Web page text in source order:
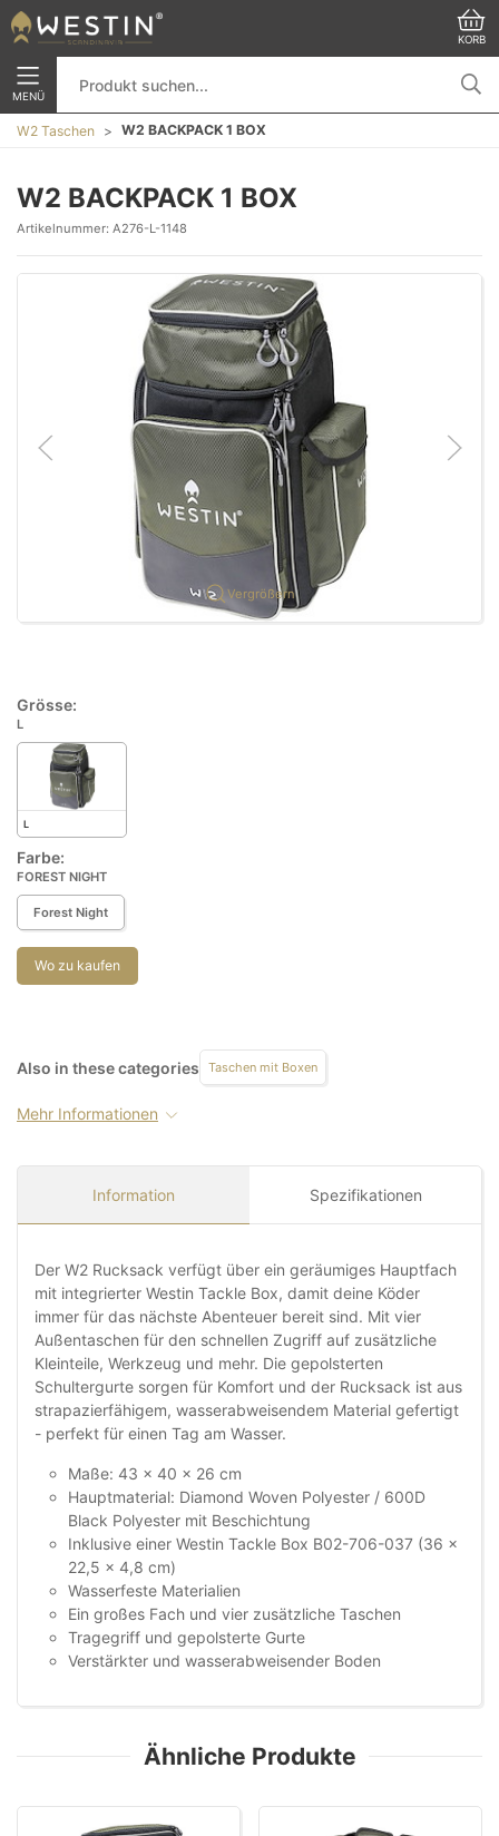
KORB
MENÜ
W2 Taschen W2 BACKPACK 1 BOX
W2 BACKPACK 1 BOX
Artikelnummer: A276-L-1148
Vergrößern
Grösse:
L
L
Farbe:
FOREST NIGHT
Forest Night
Wo zu kaufen
Also in these categories Taschen mit Boxen
Mehr Informationen
Information Spezifikationen
Der W2 Rucksack verfügt über ein geräumiges Hauptfach
mit integrierter Westin Tackle Box, damit deine Köder
immer für das nächste Abenteuer bereit sind. Mit vier
Außentaschen für den schnellen Zugriff auf zusätzliche
Kleinteile, Werkzeug und mehr. Die gepolsterten
Schultergurte sorgen für Komfort und der Rucksack ist aus
strapazierfähigem, wasserabweisendem Material gefertigt
- perfekt für einen Tag am Wasser.
Maße: 43 x 40 x 26 cm
Hauptmaterial: Diamond Woven Polyester / 600D
Black Polyester mit Beschichtung
Inklusive einer Westin Tackle Box B02-706-037 (36 x
22,5 x 4,8 cm)
Wasserfeste Materialien
Ein großes Fach und vier zusätzliche Taschen
Tragegriff und gepolsterte Gurte
Verstärkter und wasserabweisender Boden
Ähnliche Produkte